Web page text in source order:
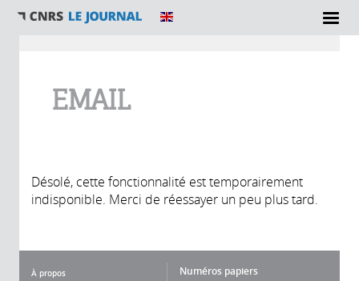
EMAIL
Désolé, cette fonctionnalité est temporairement
indisponible. Merci de réessayer un peu plus tard.
À propos
Numéros papiers